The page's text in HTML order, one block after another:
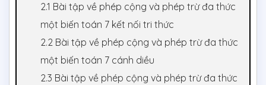
2.1 Bài tập về phép cộng và phép trừ đa thức
một biến toán 7 kết nối tri thức
2.2 Bài tập về phép cộng và phép trừ đa thức
một biến toán 7 cánh diều
2.3 Bài tập về phép cộng và phép trừ đa thức